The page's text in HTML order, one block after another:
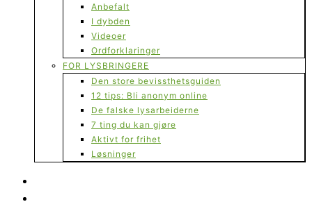
Anbefalt
I dybden
Videoer
Ordforklaringer
FOR LYSBRINGERE
Den store bevissthetsguiden
12 tips: Bli anonym online
De falske lysarbeiderne
7 ting du kan gjøre
Aktivt for frihet
Løsninger